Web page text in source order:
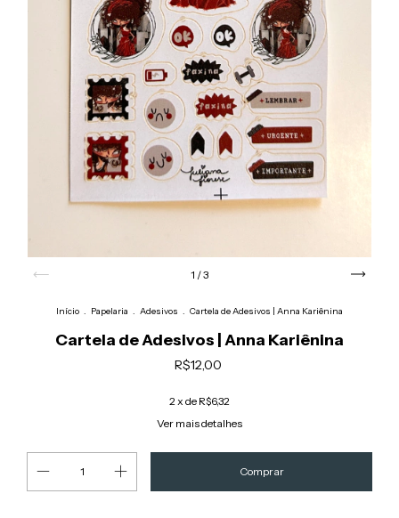
1 /3
Início . Papelaria . Adesivos . Cartela de Adesivos | Anna Kariênina
Cartela de Adesivos | Anna Kariênina
R$12,00
2x de R$6,32
Ver mais detalhes